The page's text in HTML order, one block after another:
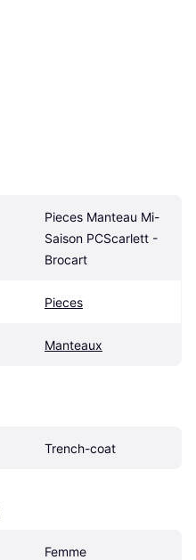
Pieces Manteau Mi-
Saison PCScarlett -
Brocart
Pieces
Manteaux
Trench-coat
Femme